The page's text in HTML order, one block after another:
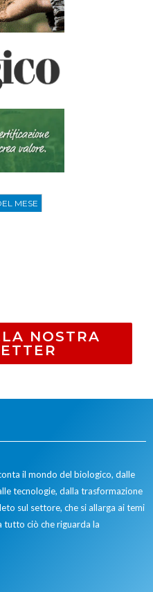
MESE
NOSTRA
il mondo del biologico, dalle
tecnologie, dalla trasformazione
sul settore, che si allarga ai temi
tutto ciò che riguarda la